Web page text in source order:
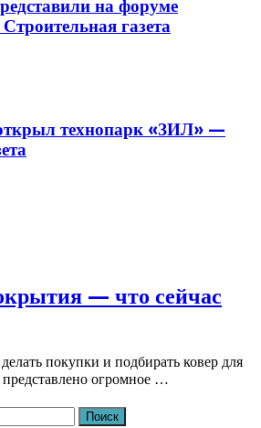
на форуме
газета
технопарк «ЗИЛ» —
— что сейчас
покупки и подбирать ковер для
огромное …